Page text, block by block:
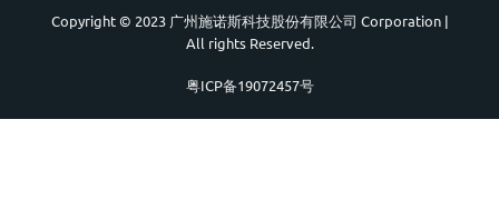
Copyright © 2023 广州施诺斯科技股份有限公司 Corporation |
All rights Reserved.
粤ICP备19072457号